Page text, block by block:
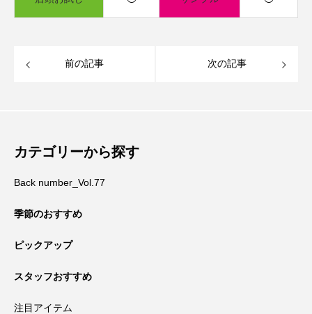
前の記事 次の記事
カテゴリーから探す
Back number_Vol.77
季節のおすすめ
ピックアップ
スタッフおすすめ
注目アイテム